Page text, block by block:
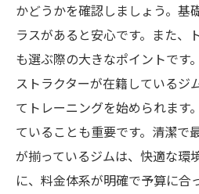
かどうかを確認しましょう。基
ラスがあると安心です。また、
も選ぶ際の大きなポイントです
ストラクターが在籍しているジ
てトレーニングを始められます
ていることも重要です。清潔で
が揃っているジムは、快適な環
に、料金体系が明確で予算に合